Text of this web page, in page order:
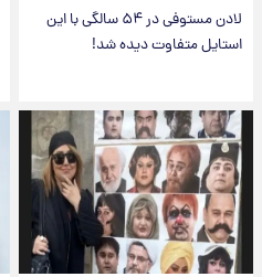
لادن مستوفی در ۵۴ سالگی با این
استایل متفاوت دیده شد!